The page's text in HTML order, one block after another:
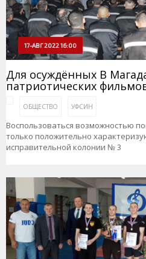
17-АВГ 2022 16:00
Для осуждённых В
патриотических
ОБЩЕСТВО УФСИН
Воспользоваться возможностью
только положительно
исправительной колонии № 3